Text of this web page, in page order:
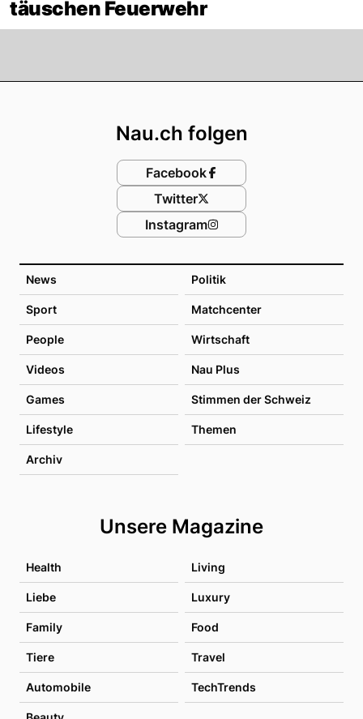
täuschen Feuerwehr
News Politik
Sport Matchcenter
People Wirtschaft
Videos Nau Plus
Games Stimmen der Schweiz
Lifestyle Themen
Archiv
Unsere Magazine
Health Living
Liebe Luxury
Family Food
Tiere Travel
Automobile TechTrends
Nau.ch folgen
Facebook
Twitter
Instagram